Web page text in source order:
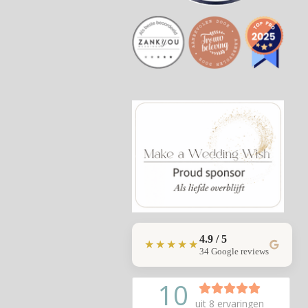
★★★★★4.9 / 5
34 Google reviews